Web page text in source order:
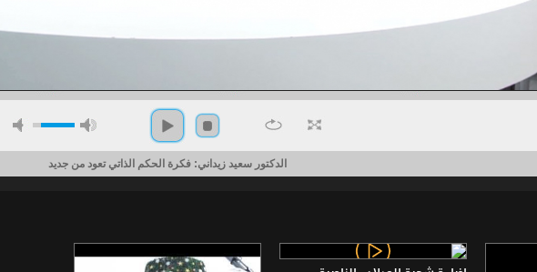
الدكتور سعيد زيداني: فكرة الحكم الذاتي تعود من جديد